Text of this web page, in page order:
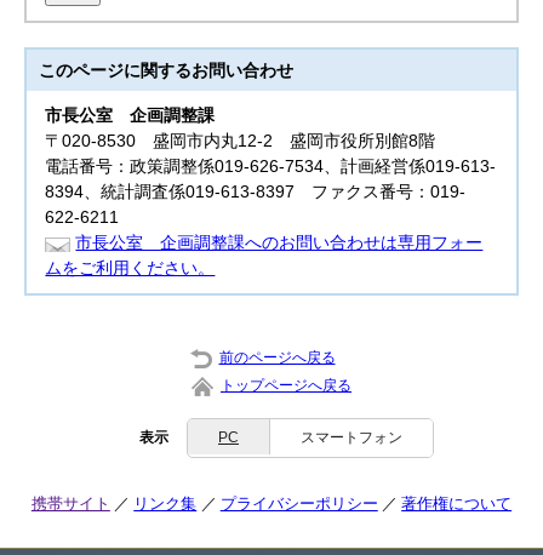
このページに関するお問い合わせ
市長公室企画調整課
〒020-8530 盛岡市内丸12-2 盛岡市役所別館8階
電話番号：政策調整係019-626-7534、計画経営係019-613-
8394、統計調査係019-613-8397 ファクス番号：019-
622-6211
市長公室 企画調整課へのお問い合わせは専用フォー
ムをご利用ください。
前のページへ戻る
トップページへ戻る
表示 PC スマートフォン
携帯サイト リンク集 プライバシーポリシー 著作権について